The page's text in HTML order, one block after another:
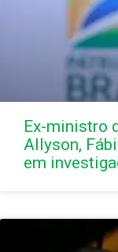
Ex-ministro
Allyson,
em